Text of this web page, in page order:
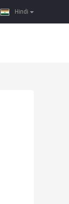
Hindi